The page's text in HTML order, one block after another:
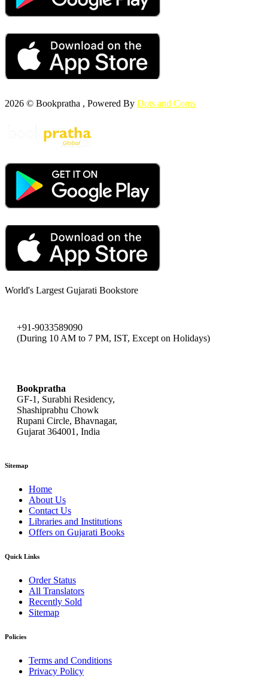
2026 © Bookpratha , Powered By Dots and Coms
World's Largest Gujarati Bookstore
+91-9033589090
(During 10 AM to 7 PM, IST, Except on Holidays)
Bookpratha
GF-1, Surabhi Residency,
Shashiprabhu Chowk
Rupani Circle, Bhavnagar,
Gujarat 364001, India
Sitemap
Home
About Us
Contact Us
Libraries and Institutions
Offers on Gujarati Books
Quick Links
Order Status
All Translators
Recently Sold
Sitemap
Policies
Terms and Conditions
Privacy Policy